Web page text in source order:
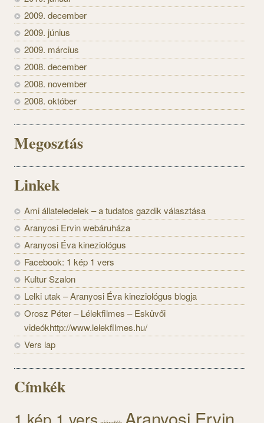
2009. december
2009. június
2009. március
2008. december
2008. november
2008. október
Megosztás
Linkek
Ami állateledelek – a tudatos gazdik választása
Aranyosi Ervin webáruháza
Aranyosi Éva kineziológus
Facebook: 1 kép 1 vers
Kultur Szalon
Lelki utak – Aranyosi Éva kineziológus blogja
Orosz Péter – Lélekfilmes – Esküvői
videókhttp://www.lelekfilmes.hu/
Vers lap
Címkék
1 kép 1 vers Aranyosi Ervin